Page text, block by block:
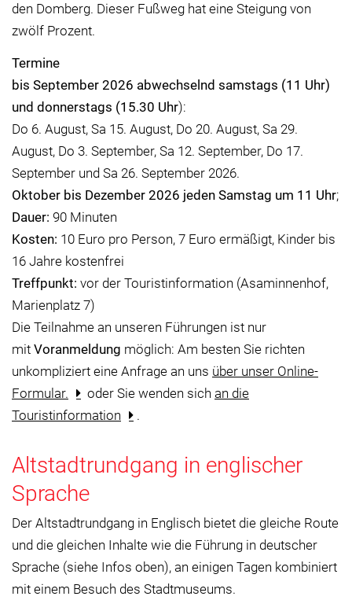
den Domberg. Dieser Fußweg hat eine Steigung von
zwölf Prozent.
Termine
bis September 2026 abwechselnd samstags (11 Uhr)
und donnerstags (15.30 Uhr):
Do 6. August, Sa 15. August, Do 20. August, Sa 29.
August, Do 3. September, Sa 12. September, Do 17.
September und Sa 26. September 2026.
Oktober bis Dezember 2026 jeden Samstag um 11 Uhr;
Dauer: 90 Minuten
Kosten: 10 Euro pro Person, 7 Euro ermäßigt, Kinder bis
16 Jahre kostenfrei
Treffpunkt: vor der Touristinformation (Asaminnenhof,
Marienplatz 7)
Die Teilnahme an unseren Führungen ist nur
mit Voranmeldung möglich: Am besten Sie richten
unkompliziert eine Anfrage an uns über unser Online-
Formular.
oder Sie wenden sich an die
Touristinformation
.
Altstadtrundgang in englischer
Sprache
Der Altstadtrundgang in Englisch bietet die gleiche Route
und die gleichen Inhalte wie die Führung in deutscher
Sprache (siehe Infos oben), an einigen Tagen kombiniert
mit einem Besuch des Stadtmuseums.